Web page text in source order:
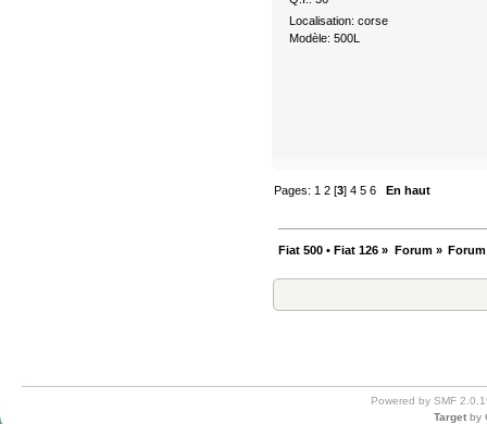
Localisation: corse
Modèle: 500L
Pages: 1 2 [3]4 5 6 En haut
Fiat 500 • Fiat 126 » Forum»
Powered by SMF
Target by